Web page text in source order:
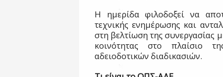
Η ημερίδα φιλοδοξεί να
τεχνικής ενημέρωσης και
στη βελτίωση της συνεργασίας
κοινότητας στο πλαίσιο
αδειοδοτικών διαδικασιών.